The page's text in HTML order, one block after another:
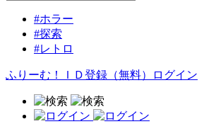
#ホラー
#探索
#レトロ
ふりーむ！ＩＤ登録（無料） ログイン